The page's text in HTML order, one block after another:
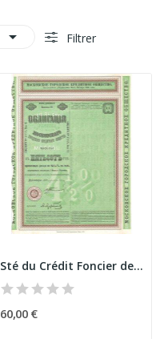
 Filtrer
Sté du Crédit Foncier de la Ville de Moscou -...
60,00 €